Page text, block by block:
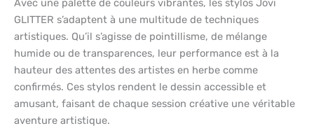
Avec une palette de couleurs vibrantes, les stylos Jovi
GLITTER s’adaptent à une multitude de techniques
artistiques. Qu’il s’agisse de pointillisme, de mélange
humide ou de transparences, leur performance est à la
hauteur des attentes des artistes en herbe comme
confirmés. Ces stylos rendent le dessin accessible et
amusant, faisant de chaque session créative une véritable
aventure artistique.